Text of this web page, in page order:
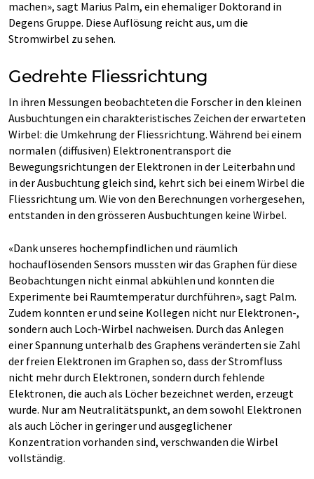
machen», sagt Marius Palm, ein ehemaliger Doktorand in
Degens Gruppe. Diese Auflösung reicht aus, um die
Stromwirbel zu sehen.
Gedrehte Fliessrichtung
In ihren Messungen beobachteten die Forscher in den kleinen
Ausbuchtungen ein charakteristisches Zeichen der erwarteten
Wirbel: die Umkehrung der Fliessrichtung. Während bei einem
normalen (diffusiven) Elektronentransport die
Bewegungsrichtungen der Elektronen in der Leiterbahn und
in der Ausbuchtung gleich sind, kehrt sich bei einem Wirbel die
Fliessrichtung um. Wie von den Berechnungen vorhergesehen,
entstanden in den grösseren Ausbuchtungen keine Wirbel.
«Dank unseres hochempfindlichen und räumlich
hochauflösenden Sensors mussten wir das Graphen für diese
Beobachtungen nicht einmal abkühlen und konnten die
Experimente bei Raumtemperatur durchführen», sagt Palm.
Zudem konnten er und seine Kollegen nicht nur Elektronen-​,
sondern auch Loch-​Wirbel nachweisen. Durch das Anlegen
einer Spannung unterhalb des Graphens veränderten sie Zahl
der freien Elektronen im Graphen so, dass der Stromfluss
nicht mehr durch Elektronen, sondern durch fehlende
Elektronen, die auch als Löcher bezeichnet werden, erzeugt
wurde. Nur am Neutralitätspunkt, an dem sowohl Elektronen
als auch Löcher in geringer und ausgeglichener
Konzentration vorhanden sind, verschwanden die Wirbel
vollständig.